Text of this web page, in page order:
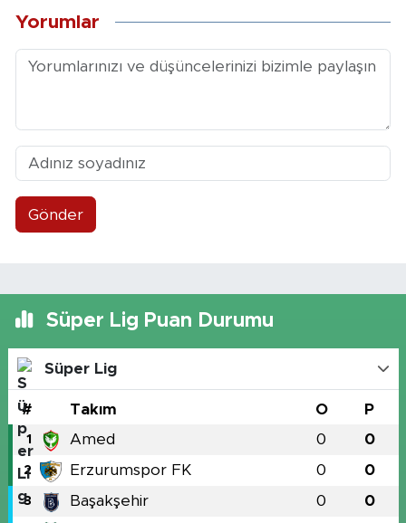
Yorumlar
Gönder
Süper Lig Puan Durumu
Süper Lig
# Takım O P
1 Amed 0 0
2 Erzurumspor FK 0 0
3 Başakşehir 0 0